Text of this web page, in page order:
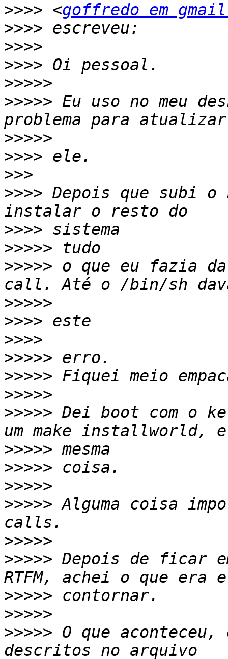
>>>> <goffredo em
>>>>
>>>>
>>>>
>>>>>
>>>>> Eu uso no meu
>>>>>
>>>>
>>>
>>>> Depois que subi o
>>>>
>>>>>
>>>>> o que eu fazia
>>>>>
>>>>
>>>>
>>>>>
>>>>>
>>>>>
>>>>> Dei boot com o
>>>>>
>>>>>
>>>>>
>>>>> Alguma coisa
>>>>>
>>>>> Depois de ficar
>>>>>
>>>>>
>>>>> O que